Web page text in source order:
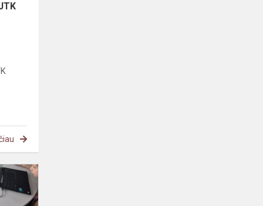
eTwinning
„Future